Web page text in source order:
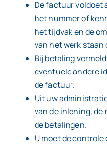
De factuur voldoet
het nummer of
het tijdvak en de
van het werk staan
Bij betaling
eventuele andere
de factuur.
Uit uw
van de inlening,
de betalingen.
U moet de